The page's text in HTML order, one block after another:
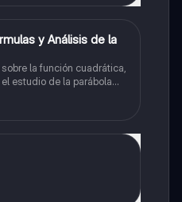
y Análisis de la
la función cuadrática,
estudio de la parábola
desarrollo de la
vértice y elementos